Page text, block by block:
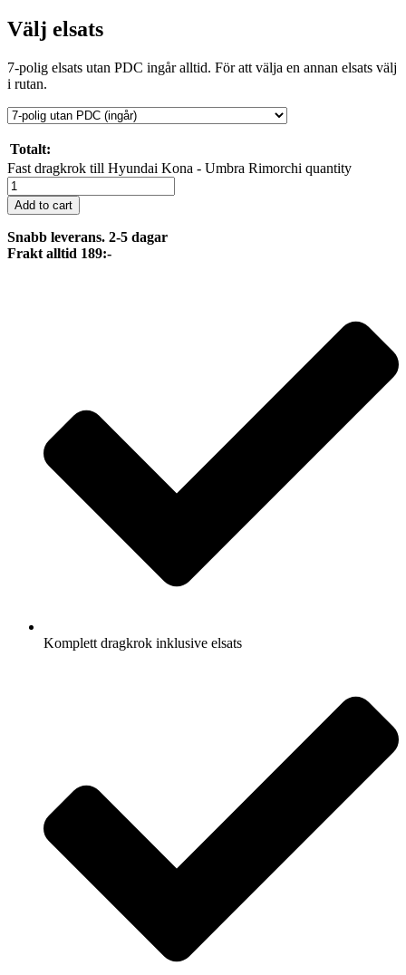
Välj elsats
7-polig elsats utan PDC ingår alltid. För att välja en annan elsats välj
i rutan.
Totalt:
Fast dragkrok till Hyundai Kona - Umbra Rimorchi quantity
Add to cart
Snabb leverans. 2-5 dagar
Frakt alltid 189:-
Komplett dragkrok inklusive elsats